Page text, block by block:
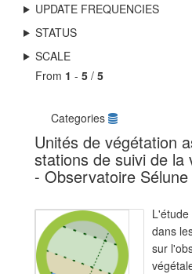
UPDATE FREQUENCIES
STATUS
SCALE
From 1 - 5 / 5
Categories
Unités de végétation
stations de suivi de la
- Observatoire Sélune
dans
sur